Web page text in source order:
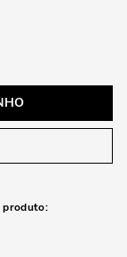
produto: